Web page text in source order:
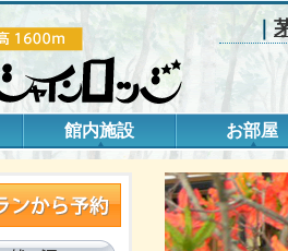
｜
館内施設 お部屋